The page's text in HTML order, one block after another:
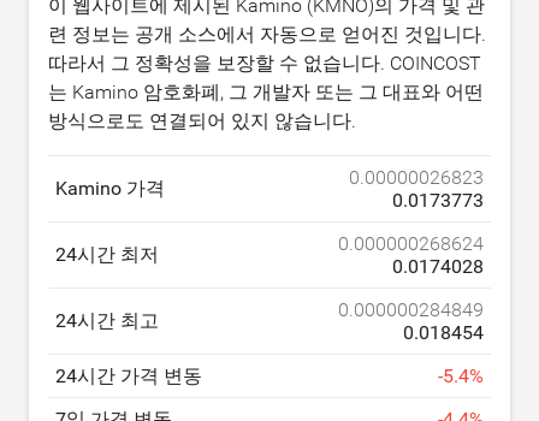
이 웹사이트에 제시된 Kamino (KMNO)의 가격 및 관
련 정보는 공개 소스에서 자동으로 얻어진 것입니다.
따라서 그 정확성을 보장할 수 없습니다. COINCOST
는 Kamino 암호화폐, 그 개발자 또는 그 대표와 어떤
방식으로도 연결되어 있지 않습니다.
Kamino 가격
0.00000026823
0.0173773
24시간 최저
0.000000268624
0.0174028
24시간 최고
0.000000284849
0.018454
24시간 가격 변동
-5.4%